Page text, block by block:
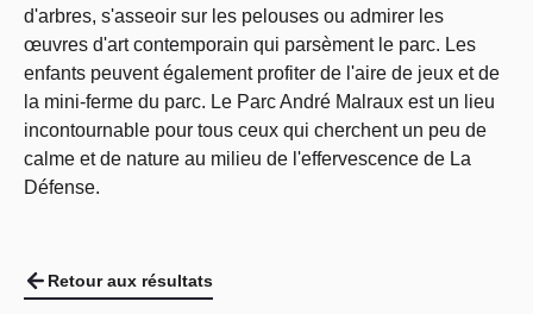
d'arbres, s'asseoir sur les pelouses ou admirer les
œuvres d'art contemporain qui parsèment le parc. Les
enfants peuvent également profiter de l'aire de jeux et de
la mini-ferme du parc. Le Parc André Malraux est un lieu
incontournable pour tous ceux qui cherchent un peu de
calme et de nature au milieu de l'effervescence de La
Défense.
Retour aux résultats